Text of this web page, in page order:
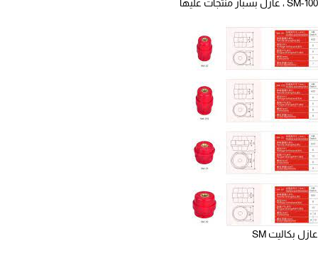
، SM-100 عازل بسبار منتجات عليها
عازل بكاليت SM